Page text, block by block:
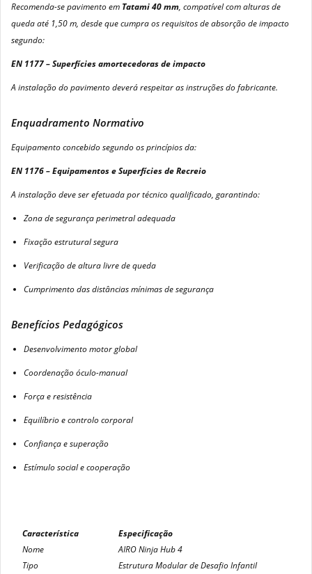
Recomenda-se pavimento em Tatami 40 mm, compatível com alturas de
queda até 1,50 m, desde que cumpra os requisitos de absorção de impacto
segundo:
EN 1177 – Superfícies amortecedoras de impacto
A instalação do pavimento deverá respeitar as instruções do fabricante.
Enquadramento Normativo
Equipamento concebido segundo os princípios da:
EN 1176 – Equipamentos e Superfícies de Recreio
A instalação deve ser efetuada por técnico qualificado, garantindo:
Zona de segurança perimetral adequada
Fixação estrutural segura
Verificação de altura livre de queda
Cumprimento das distâncias mínimas de segurança
Benefícios Pedagógicos
Desenvolvimento motor global
Coordenação óculo-manual
Força e resistência
Equilíbrio e controlo corporal
Confiança e superação
Estímulo social e cooperação
Característica
Especificação
Nome
AIRO Ninja Hub 4
Tipo
Estrutura Modular de Desafio Infantil